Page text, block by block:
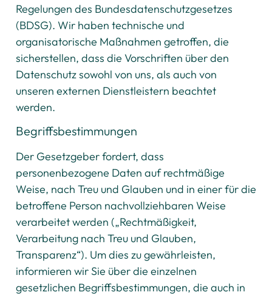
Regelungen des Bundesdatenschutzgesetzes
(BDSG). Wir haben technische und
organisatorische Maßnahmen getroffen, die
sicherstellen, dass die Vorschriften über den
Datenschutz sowohl von uns, als auch von
unseren externen Dienstleistern beachtet
werden.
Begriffsbestimmungen
Der Gesetzgeber fordert, dass
personenbezogene Daten auf rechtmäßige
Weise, nach Treu und Glauben und in einer für die
betroffene Person nachvollziehbaren Weise
verarbeitet werden („Rechtmäßigkeit,
Verarbeitung nach Treu und Glauben,
Transparenz“). Um dies zu gewährleisten,
informieren wir Sie über die einzelnen
gesetzlichen Begriffsbestimmungen, die auch in